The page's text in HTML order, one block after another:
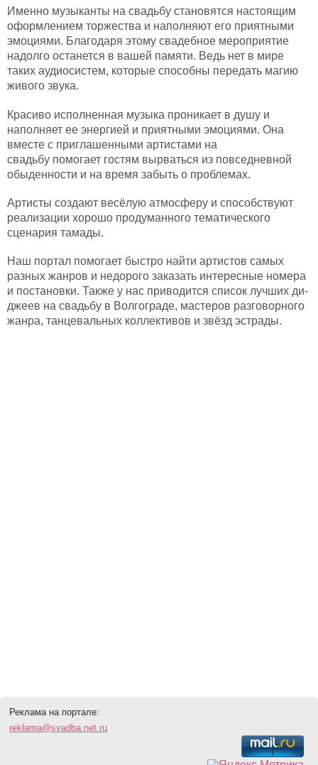
Именно музыканты на свадьбу становятся настоящим
оформлением торжества и наполняют его приятными
эмоциями. Благодаря этому свадебное мероприятие
надолго останется в вашей памяти. Ведь нет в мире
таких аудиосистем, которые способны передать магию
живого звука.
Красиво исполненная музыка проникает в душу и
наполняет ее энергией и приятными эмоциями. Она
вместе с приглашенными артистами на
свадьбу помогает гостям вырваться из повседневной
обыденности и на время забыть о проблемах.
Артисты создают весёлую атмосферу и способствуют
реализации хорошо продуманного тематического
сценария тамады.
Наш портал помогает быстро найти артистов самых
разных жанров и недорого заказать интересные номера
и постановки. Также у нас приводится список лучших ди-
джеев на свадьбу в Волгограде, мастеров разговорного
жанра, танцевальных коллективов и звёзд эстрады.
Реклама на портале:
reklama@svadba.net.ru